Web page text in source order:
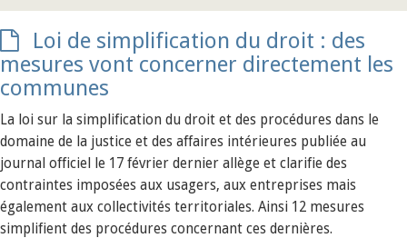
Loi de simplification du droit : des
mesures vont concerner directement les
communes
La loi sur la simplification du droit et des procédures dans le
domaine de la justice et des affaires intérieures publiée au
journal officiel le 17 février dernier allège et clarifie des
contraintes imposées aux usagers, aux entreprises mais
également aux collectivités territoriales. Ainsi 12 mesures
simplifient des procédures concernant ces dernières.